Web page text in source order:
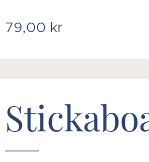
79,00 kr